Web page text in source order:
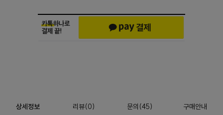
상세정보 리뷰(0) 문의 (45) 구매안내